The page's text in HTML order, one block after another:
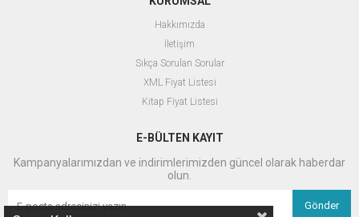
Hakkımızda
İletişim
Sıkça Sorulan Sorular
XML Fiyat Listesi
Kitap Fiyat Listesi
E-BÜLTEN KAYIT
Kampanyalarımızdan ve indirimlerimizden güncel olarak haberdar
olun.
Gönder